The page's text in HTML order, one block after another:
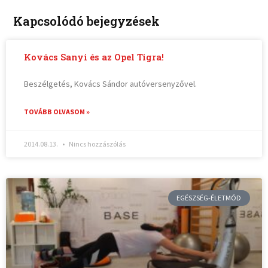
Kapcsolódó bejegyzések
Kovács Sanyi és az Opel Tigra!
Beszélgetés, Kovács Sándor autóversenyzővel.
TOVÁBB OLVASOM »
2014.08.13. Nincs hozzászólás
EGÉSZSÉG-ÉLETMÓD